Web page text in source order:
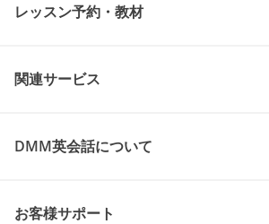
レッスン予約・教材
関連サービス
DMM英会話について
お客様サポート